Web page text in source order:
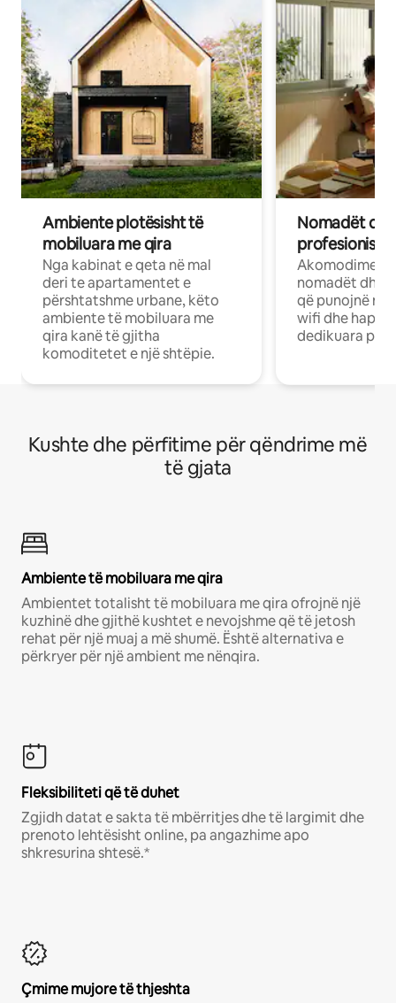
Ambiente plotësisht të
mobiluara me qira
Nga kabinat e qeta në mal
deri te apartamentet e
përshtatshme urbane, këto
ambiente të mobiluara me
qira kanë të gjitha
komoditetet e një shtëpie.
Nomadët
Akomodime
nomadët dhe
që punojnë në
wifi dhe
dedikuara
Kushte dhe përfitime për qëndrime më
të gjata
Ambiente të mobiluara me qira
Ambientet totalisht të mobiluara me qira ofrojnë një
kuzhinë dhe gjithë kushtet e nevojshme që të jetosh
rehat për një muaj a më shumë. Është alternativa e
përkryer për një ambient me nënqira.
Fleksibiliteti që të duhet
Zgjidh datat e sakta të mbërritjes dhe të largimit dhe
prenoto lehtësisht online, pa angazhime apo
shkresurina shtesë.*
Çmime mujore të thjeshta